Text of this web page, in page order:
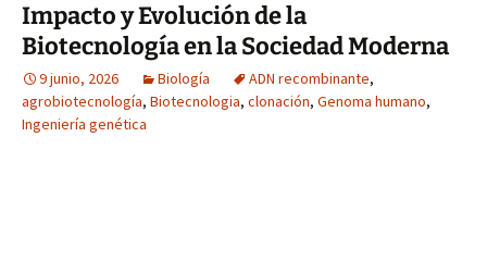
Impacto y Evolución de la
Biotecnología en la Sociedad Moderna
9 junio, 2026 Biología ADN recombinante,
agrobiotecnología, Biotecnologia, clonación, Genoma humano,
Ingeniería genética